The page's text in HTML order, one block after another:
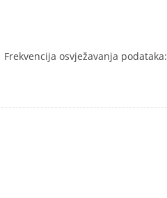
Frekvencija osvježavanja podataka: